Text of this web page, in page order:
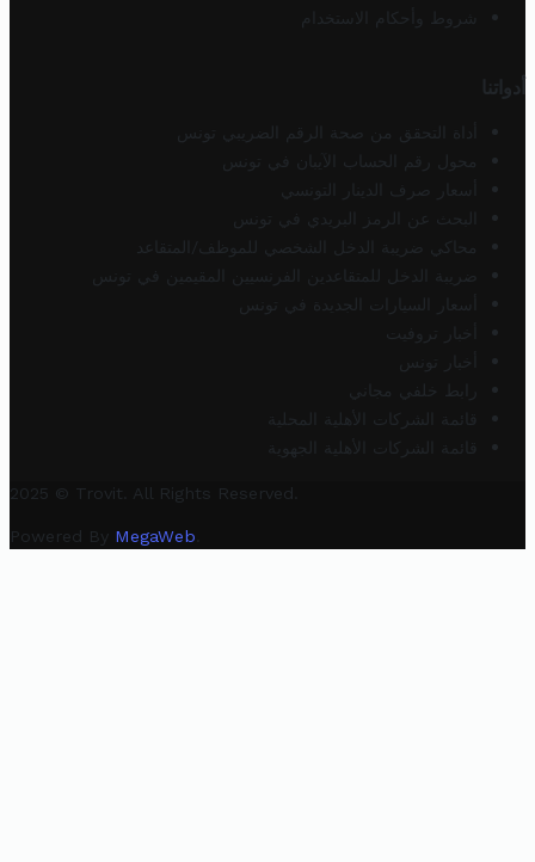
شروط وأحكام الاستخدام
أدواتنا
أداة التحقق من صحة الرقم الضريبي تونس
محول رقم الحساب الآيبان في تونس
أسعار صرف الدينار التونسي
البحث عن الرمز البريدي في تونس
محاكي ضريبة الدخل الشخصي للموظف/المتقاعد
ضريبة الدخل للمتقاعدين الفرنسيين المقيمين في تونس
أسعار السيارات الجديدة في تونس
أخبار تروفيت
أخبار تونس
رابط خلفي مجاني
قائمة الشركات الأهلية المحلية
قائمة الشركات الأهلية الجهوية
2025 © Trovit. All Rights Reserved.
Powered By MegaWeb